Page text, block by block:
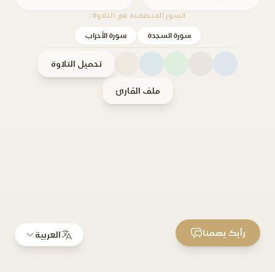
السور المتضمنة في التلاوة:
سورة السجدة سورة الأحزاب
تحميل التلاوة
ملف القارئ
العربية رأيك يهمنا